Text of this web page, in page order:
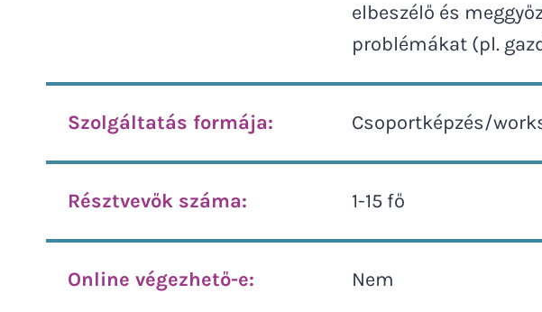
elbeszélő és
problémákat (pl.
Szolgáltatás formája: Csoportképzés/
Résztvevők száma: 1-15 fő
Online végezhető-e: Nem